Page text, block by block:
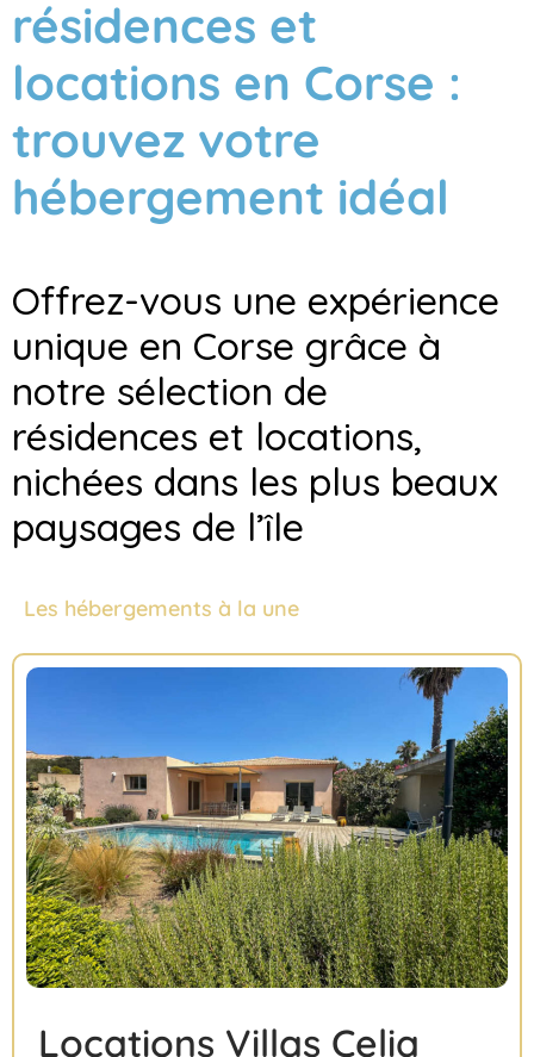
résidences et
locations en Corse :
trouvez votre
hébergement idéal
Offrez-vous une expérience
unique en Corse grâce à
notre sélection de
résidences et locations,
nichées dans les plus beaux
paysages de l’île
Les hébergements à la une
Locations Villas Celia